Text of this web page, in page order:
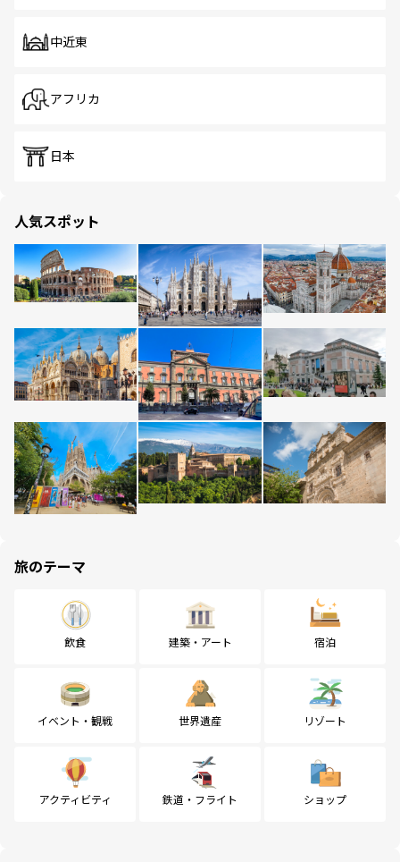
中近東
アフリカ
日本
人気スポット
旅のテーマ
飲食 建築・アート 宿泊
イベント・観戦 世界遺産 リゾート
アクティビティ 鉄道・フライト ショップ